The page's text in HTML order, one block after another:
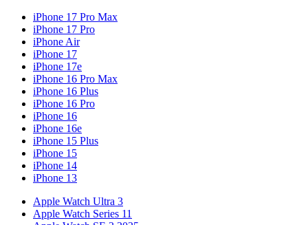
iPhone 17 Pro Max
iPhone 17 Pro
iPhone Air
iPhone 17
iPhone 17e
iPhone 16 Pro Max
iPhone 16 Plus
iPhone 16 Pro
iPhone 16
iPhone 16e
iPhone 15 Plus
iPhone 15
iPhone 14
iPhone 13
Apple Watch Ultra 3
Apple Watch Series 11